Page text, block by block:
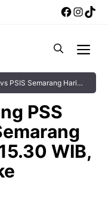
PSIS Semarang Hari
PSS
WIB,